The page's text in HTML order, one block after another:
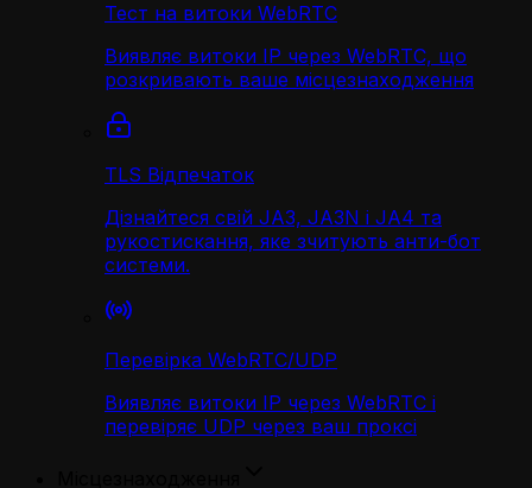
Тест на витоки WebRTC
Виявляє витоки IP через WebRTC, що
розкривають ваше місцезнаходження
TLS Відпечаток
Дізнайтеся свій JA3, JA3N і JA4 та
рукостискання, яке зчитують анти-бот
системи.
Перевірка WebRTC/UDP
Виявляє витоки IP через WebRTC і
перевіряє UDP через ваш проксі